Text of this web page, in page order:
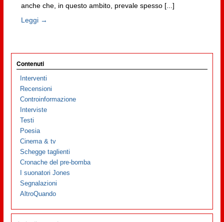
anche che, in questo ambito, prevale spesso [...]
Leggi →
Contenuti
Interventi
Recensioni
Controinformazione
Interviste
Testi
Poesia
Cinema & tv
Schegge taglienti
Cronache del pre-bomba
I suonatori Jones
Segnalazioni
AltroQuando